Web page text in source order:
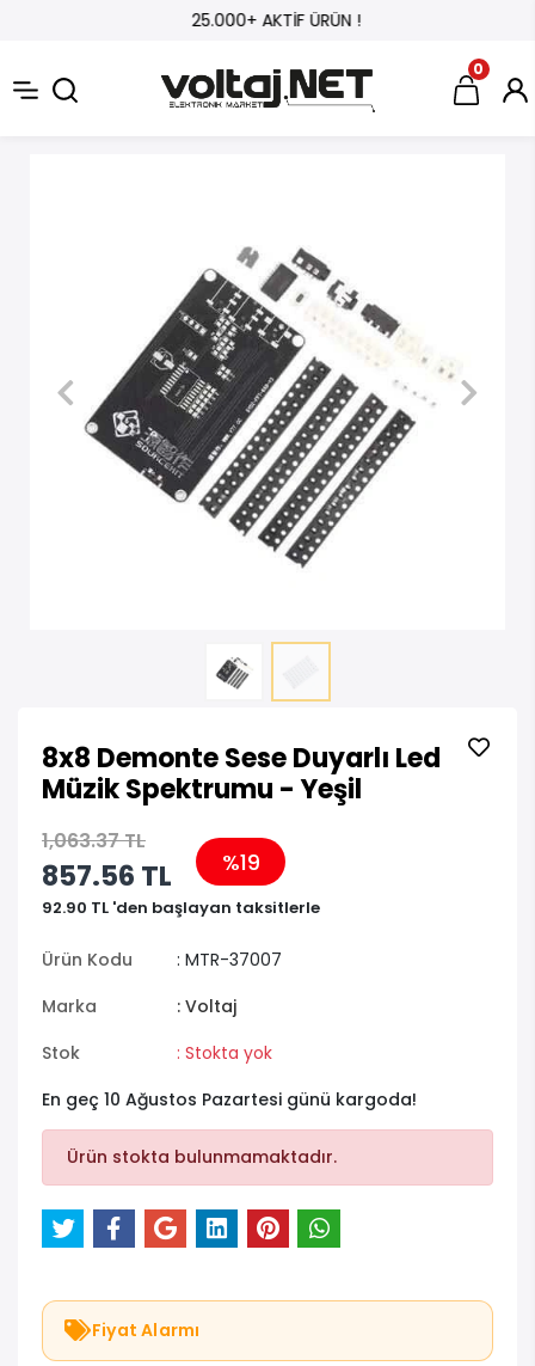
25.000+ AKTİF ÜRÜN !
0
8x8 Demonte Sese Duyarlı Led
Müzik Spektrumu - Yeşil
1,063.37 TL
857.56 TL %19
92.90 TL 'den başlayan taksitlerle
Ürün Kodu
: MTR-37007
Marka
: Voltaj
Stok
: Stokta yok
En geç 10 Ağustos Pazartesi günü kargoda!
Ürün stokta bulunmamaktadır.
Fiyat Alarmı